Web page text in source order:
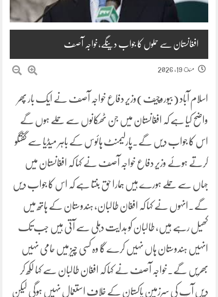
افغانستان سے حملوں کا جواب دینگے،خواجہ آصف
مئ 19, 2026
اسلام آباد (بیوروچیف)وزیر دفاع خواجہ آصف نے ایک بار پھر
واضح کیا ہے کہ افغانستان میں جن ٹھکانوں سے حملے ہوں گے
اس کا جواب دیں گے۔پارلیمنٹ ہائوس کے باہر میڈیا سے گفتگو
کرتے ہوئے وزیر دفاع خواجہ آصف نے کہا کہ افغانستان میں
جہاں سے حملے ہورے ہیں ہمارا حق بنتا ہے کہ اس کا جواب دیں
گے۔انہوں نے کہا کہ افغان طالبان، ہندوستان کے ہاتھ میں
کھیل رہے ہیں، طالبان کو ہدایت دہلی سے آتی ہیں جب تک
انہیں ہندوستان ہاں نہیں کرے گا وہ کسی چیز میں حامی نہیں
بھریں گے۔خواجہ آصف نے کہا کہ افغان طالبان سے کہا لکھ کر
دیں آپ کی سرزمین پاکستان کے خلاف استعمال نہیں ہوگی لیکن